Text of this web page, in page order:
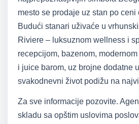
mesto se prodaje uz stan po
Budući stanari uživaće u
Riviere – luksuznom wellness i
recepcijom, bazenom,
i juice barom, uz brojne dodatne
svakodnevni život podižu na
Za sve informacije pozovite.
skladu sa opštim uslovima